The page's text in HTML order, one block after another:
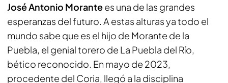
José Antonio Morantees una de las grandes
esperanzas del futuro. A estas alturas ya todo el
mundo sabe que es el hijo de Morante de la
Puebla, el genial torero de La Puebla del Río,
bético reconocido. En mayo de 2023,
procedente del Coria, llegó a la disciplina